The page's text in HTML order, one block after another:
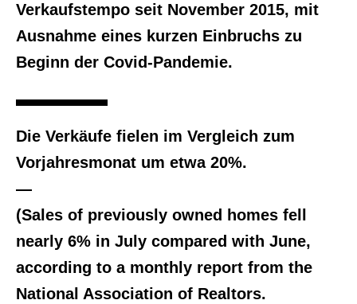
Verkaufstempo seit November 2015, mit
Ausnahme eines kurzen Einbruchs zu
Beginn der Covid-Pandemie.
Die Verkäufe fielen im Vergleich zum
Vorjahresmonat um etwa 20%.
—
(Sales of previously owned homes fell
nearly 6% in July compared with June,
according to a monthly report from the
National Association of Realtors.